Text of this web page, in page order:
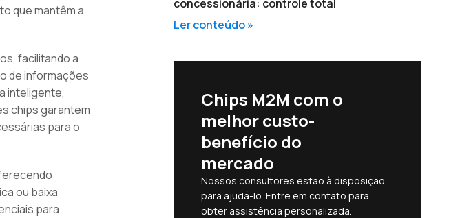
que mantêm a
facilitando a
de informações
inteligente,
chips garantem
para o
ou baixa
para
concessionária: controle total
Ler conteúdo »
Chips M2M com o
melhor custo-
benefício do
mercado
Nossos consultores estão à disposição
para ajudá-lo. Entre em contato para
obter assistência personalizada.